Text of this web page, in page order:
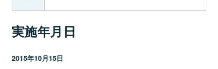
実施年月日
2015年10月15日